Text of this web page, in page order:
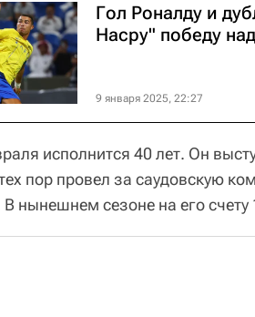
Гол Роналду и
Насру" победу
9 января 2025, 22:27
исполнится 40 лет. Он
пор провел за саудовскую
нынешнем сезоне на его счету